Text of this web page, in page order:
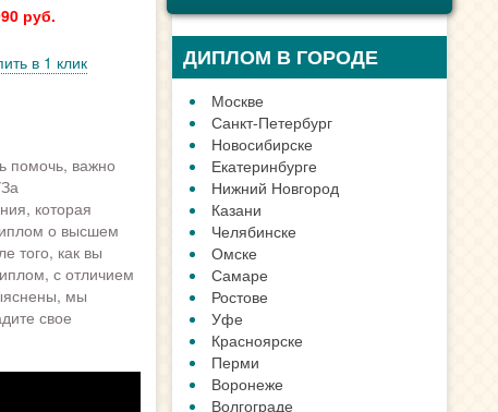
руб.
в 1 клик
помочь, важно
которая
о высшем
того, как вы
с отличием
мы
свое
ДИПЛОМ В ГОРОДЕ
Москве
Санкт-Петербург
Новосибирске
Екатеринбурге
Нижний Новгород
Казани
Челябинске
Омске
Самаре
Ростове
Уфе
Красноярске
Перми
Воронеже
Волгограде